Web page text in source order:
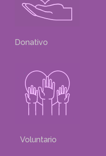
Donativo
Voluntario